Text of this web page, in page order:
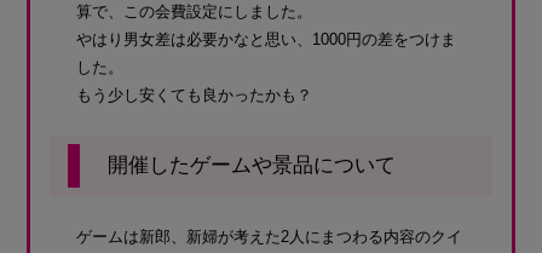
算で、この会費設定にしました。
やはり男女差は必要かなと思い、1000円の差をつけま
した。
もう少し安くても良かったかも？
開催したゲームや景品について
ゲームは新郎、新婦が考えた2人にまつわる内容のクイ